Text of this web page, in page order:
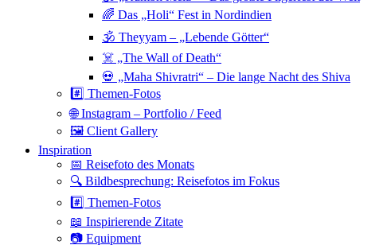
🌈 Das „Holi“ Fest in Nordindien
🕉 Theyyam – „Lebende Götter“
☠️ „The Wall of Death“
💀 „Maha Shivratri“ – Die lange Nacht des Shiva
#️⃣ Themen-Fotos
🌐 Instagram – Portfolio / Feed
🖼 Client Gallery
Inspiration
📅 Reisefoto des Monats
🔍 Bildbesprechung: Reisefotos im Fokus
#️⃣ Themen-Fotos
📖 Inspirierende Zitate
📷 Equipment